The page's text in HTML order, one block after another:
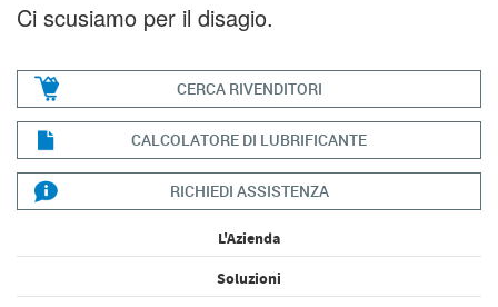
Ci scusiamo per il disagio.
CERCA RIVENDITORI
CALCOLATORE DI LUBRIFICANTE
RICHIEDI ASSISTENZA
L'Azienda
Soluzioni